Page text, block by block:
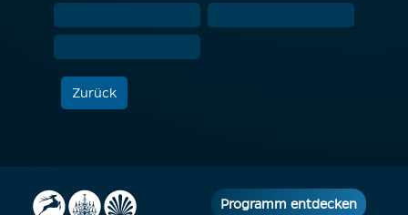
Zurück
Programm entdecken